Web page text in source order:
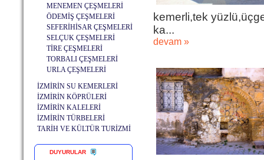
MENEMEN ÇEŞMELERİ
ÖDEMİŞ ÇEŞMELERİ
SEFERİHİSAR ÇEŞMELERİ
SELÇUK ÇEŞMELERİ
TİRE ÇEŞMELERİ
TORBALI ÇEŞMELERİ
URLA ÇEŞMELERİ
İZMİRİN SU KEMERLERİ
İZMİRİN KÖPRÜLERİ
İZMİRİN KALELERİ
İZMİRİN TÜRBELERİ
TARİH VE KÜLTÜR TURİZMİ
DUYURULAR
kemerli,tek
ka...
devam »